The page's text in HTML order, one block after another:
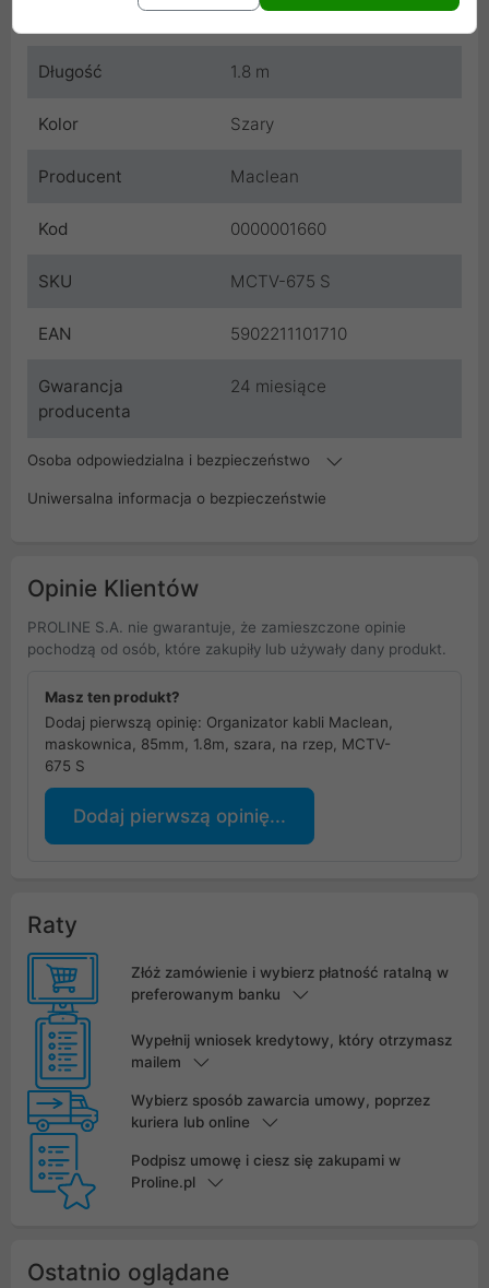
Cechy produktu
Długość 1.8 m
Kolor Szary
Producent Maclean
Kod 0000001660
SKU MCTV-675 S
EAN 5902211101710
Gwarancja
producenta
24 miesiące
Osoba odpowiedzialna i bezpieczeństwo
Uniwersalna informacja o bezpieczeństwie
Opinie Klientów
PROLINE S.A. nie gwarantuje, że zamieszczone opinie
pochodzą od osób, które zakupiły lub używały dany produkt.
Masz ten produkt?
Dodaj pierwszą opinię: Organizator kabli Maclean,
maskownica, 85mm, 1.8m, szara, na rzep, MCTV-
675 S
Dodaj pierwszą opinię...
Raty
Złóż zamówienie i wybierz płatność ratalną w
preferowanym banku
Wypełnij wniosek kredytowy, który otrzymasz
mailem
Wybierz sposób zawarcia umowy, poprzez
kuriera lub online
Podpisz umowę i ciesz się zakupami w
Proline.pl
Ostatnio oglądane